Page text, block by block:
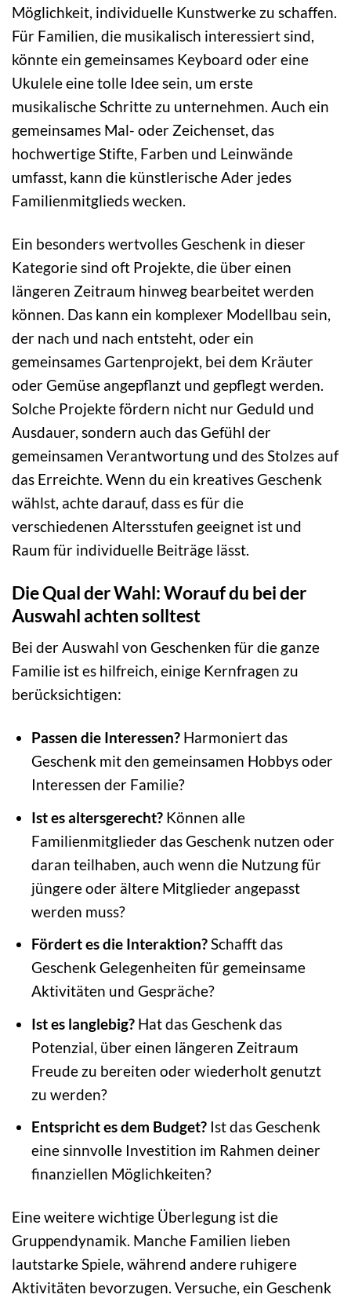
Möglichkeit, individuelle Kunstwerke zu schaffen.
Für Familien, die musikalisch interessiert sind,
könnte ein gemeinsames Keyboard oder eine
Ukulele eine tolle Idee sein, um erste
musikalische Schritte zu unternehmen. Auch ein
gemeinsames Mal- oder Zeichenset, das
hochwertige Stifte, Farben und Leinwände
umfasst, kann die künstlerische Ader jedes
Familienmitglieds wecken.
Ein besonders wertvolles Geschenk in dieser
Kategorie sind oft Projekte, die über einen
längeren Zeitraum hinweg bearbeitet werden
können. Das kann ein komplexer Modellbau sein,
der nach und nach entsteht, oder ein
gemeinsames Gartenprojekt, bei dem Kräuter
oder Gemüse angepflanzt und gepflegt werden.
Solche Projekte fördern nicht nur Geduld und
Ausdauer, sondern auch das Gefühl der
gemeinsamen Verantwortung und des Stolzes auf
das Erreichte. Wenn du ein kreatives Geschenk
wählst, achte darauf, dass es für die
verschiedenen Altersstufen geeignet ist und
Raum für individuelle Beiträge lässt.
Die Qual der Wahl: Worauf du bei der
Auswahl achten solltest
Bei der Auswahl von Geschenken für die ganze
Familie ist es hilfreich, einige Kernfragen zu
berücksichtigen:
Passen die Interessen?Harmoniert das
Geschenk mit den gemeinsamen Hobbys oder
Interessen der Familie?
Ist es altersgerecht?Können alle
Familienmitglieder das Geschenk nutzen oder
daran teilhaben, auch wenn die Nutzung für
jüngere oder ältere Mitglieder angepasst
werden muss?
Fördert es die Interaktion?Schafft das
Geschenk Gelegenheiten für gemeinsame
Aktivitäten und Gespräche?
Ist es langlebig?Hat das Geschenk das
Potenzial, über einen längeren Zeitraum
Freude zu bereiten oder wiederholt genutzt
zu werden?
Entspricht es dem Budget?Ist das Geschenk
eine sinnvolle Investition im Rahmen deiner
finanziellen Möglichkeiten?
Eine weitere wichtige Überlegung ist die
Gruppendynamik. Manche Familien lieben
lautstarke Spiele, während andere ruhigere
Aktivitäten bevorzugen. Versuche, ein Geschenk